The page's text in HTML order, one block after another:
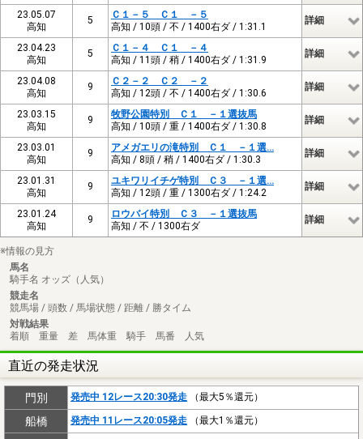
23.05.07
高知
5
Ｃ１－５ Ｃ１ －５
高知 / 10頭 / 不 / 1400右ダ / 1:31.1
詳細
23.04.23
高知
5
Ｃ１－４ Ｃ１ －４
高知 / 11頭 / 稍 / 1400右ダ / 1:31.9
詳細
23.04.08
高知
9
Ｃ２－２ Ｃ２ －２
高知 / 12頭 / 不 / 1400右ダ / 1:30.6
詳細
23.03.15
高知
9
牧野公園特別 Ｃ１ －１選抜馬
高知 / 10頭 / 重 / 1400右ダ / 1:30.8
詳細
23.03.01
高知
9
アメガエリの滝特別 Ｃ１ －１選…
高知 / 8頭 / 稍 / 1400右ダ / 1:30.3
詳細
23.01.31
高知
9
ユキワリイチゲ特別 Ｃ３ －１選…
高知 / 12頭 / 重 / 1300右ダ / 1:24.2
詳細
23.01.24
高知
9
ロウバイ特別 Ｃ３ －１選抜馬
高知 / 不 / 1300右ダ
詳細
※情報の見方
馬名
騎手名 オッズ（人気）
競走名
競馬場 / 頭数 / 馬場状態 / 距離 / 勝タイム
対戦結果
着順 重量 差 馬体重 騎手 馬番 人気
直近の発走状況
門別 発売中 12レース20:30発走 （最大5％還元）
船橋 発売中 11レース20:05発走 （最大1％還元）